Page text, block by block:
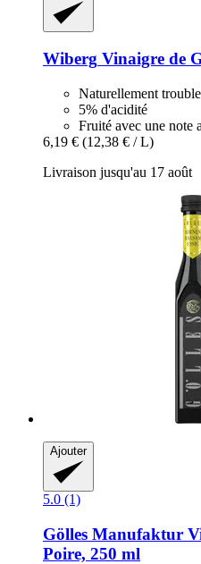
Wiberg Vinaigre de
Naturellement trouble
5% d'acidité
Fruité avec une note
6,19 € (12,38 € / L)
Livraison jusqu'au 17 août
Ajouter
5.0 (1)
Gölles Manufaktur
Poire, 250 ml